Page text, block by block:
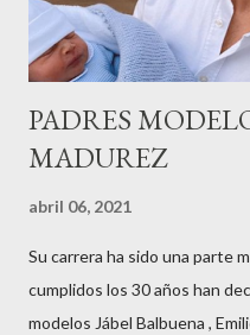
años peinando almas,
PADRES
MADUREZ
abril 06, 2021
Su carrera ha sido una parte
cumplidos los 30 años han
modelos Jábel Balbuena ,